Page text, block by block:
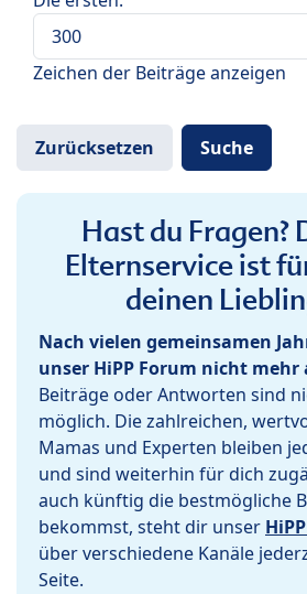
Zeichen der Beiträge anzeigen
Hast du Fragen?
Elternservice ist
deinen
Nach vielen gemeinsamen
unser HiPP Forum nicht mehr
Beiträge oder Antworten sind
möglich. Die zahlreichen,
Mamas und Experten bleiben
und sind weiterhin für dich
auch künftig die bestmögliche
bekommst, steht dir unser
über verschiedene Kanäle
Seite.